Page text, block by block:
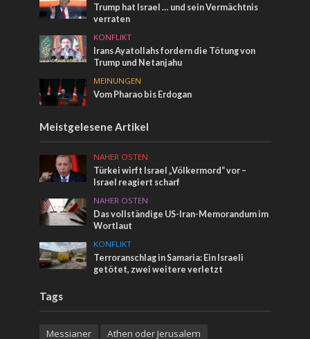
Trump hat Israel … und sein Vermächtnis
verraten
KONFLIKT
Irans Ayatollahs fordern die Tötung von
Trump und Netanjahu
MEINUNGEN
Vom Pharao bis Erdogan
Meistgelesene Artikel
NAHER OSTEN
Türkei wirft Israel „Völkermord“ vor –
Israel reagiert scharf
NAHER OSTEN
Das vollständige US-Iran-Memorandum im
Wortlaut
KONFLIKT
Terroranschlag in Samaria: Ein Israeli
getötet, zwei weitere verletzt
Tags
Messianer Athen oder Jerusalem